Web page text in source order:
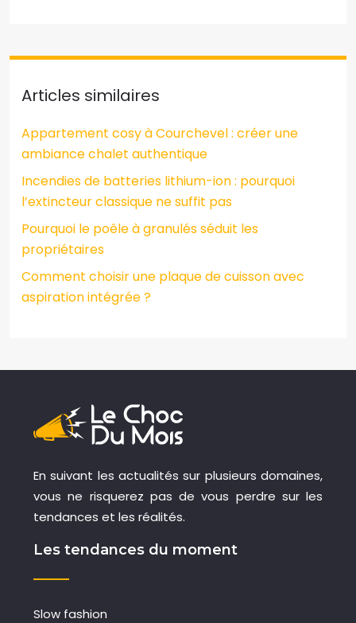
Articles similaires
Appartement cosy à Courchevel : créer une
ambiance chalet authentique
Incendies de batteries lithium-ion : pourquoi
l’extincteur classique ne suffit pas
Pourquoi le poêle à granulés séduit les
propriétaires
Comment choisir une plaque de cuisson avec
aspiration intégrée ?
En suivant les actualités sur plusieurs domaines,
vous ne risquerez pas de vous perdre sur les
tendances et les réalités.
Les tendances du moment
Slow fashion